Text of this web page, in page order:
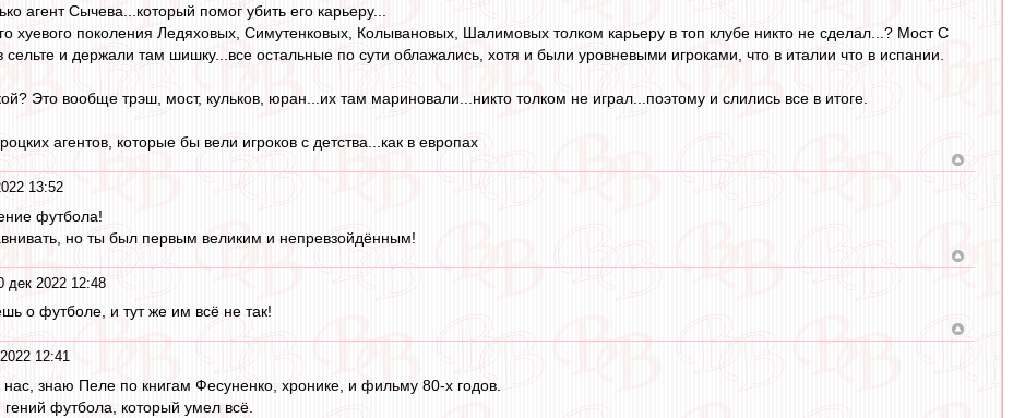
агент Сычева...который помог убить его карьеру...
хуевого поколения Ледяховых, Симутенковых, Колывановых, Шалимовых толком карьеру в топ клубе никто не сделал...? Мост С
сельте и держали там шишку...все остальные по сути облажались, хотя и были уровневыми игроками, что в италии что в испании.
Это вообще трэш, мост, кульков, юран...их там мариновали...никто толком не играл...поэтому и слились все в итоге.
агентов, которые бы вели игроков с детства...как в европах
13:52
футбола!
но ты был первым великим и непревзойдённым!
дек 2022 12:48
о футболе, и тут же им всё не так!
12:41
нас, знаю Пеле по книгам Фесуненко, хронике, и фильму 80-х годов.
футбола, который умел всё.